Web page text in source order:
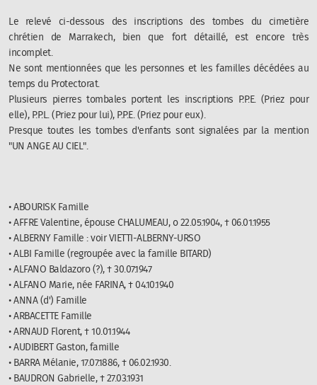
Le relevé ci-dessous des inscriptions des tombes du cimetière
chrétien de Marrakech, bien que fort détaillé, est encore très
incomplet.
Ne sont mentionnées que les personnes et les familles décédées au
temps du Protectorat.
Plusieurs pierres tombales portent les inscriptions P.P.E. (Priez pour
elle), P.P.L. (Priez pour lui), P.P.E. (Priez pour eux).
Presque toutes les tombes d'enfants sont signalées par la mention
"UN ANGE AU CIEL".
• ABOURISK Famille
• AFFRE Valentine, épouse CHALUMEAU, o 22.05.1904, † 06.01.1955
• ALBERNY Famille : voir VIETTI-ALBERNY-URSO
• ALBI Famille (regroupée avec la famille BITARD)
• ALFANO Baldazoro (?), † 30.07.1947
• ALFANO Marie, née FARINA, † 04.10.1940
• ANNA (d') Famille
• ARBACETTE Famille
• ARNAUD Florent, † 10.01.1944
• AUDIBERT Gaston, famille
• BARRA Mélanie, 17.07.1886, † 06.02.1930.
• BAUDRON Gabrielle, † 27.03.1931